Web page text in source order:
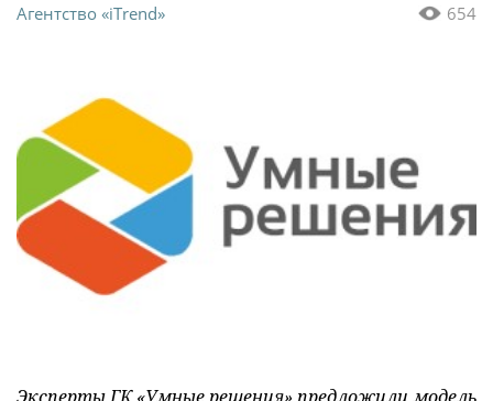
654
Агентство «iTrend»
Эксперты ГК «Умные решения» предложили модель